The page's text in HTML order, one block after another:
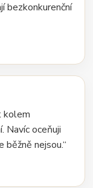
bezkonkurenční
kolem
Navíc oceňuji
nejsou.“